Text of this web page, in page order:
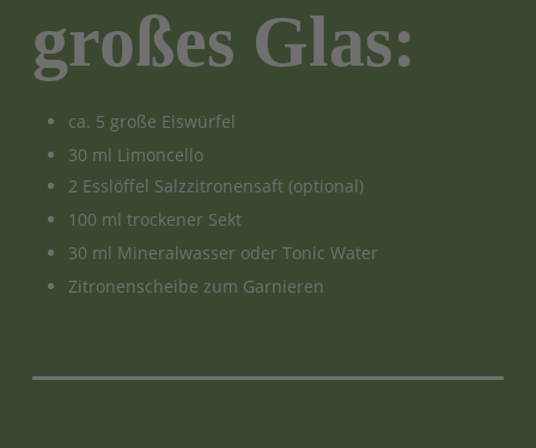
großes Glas:
ca. 5 große Eiswürfel
30 ml Limoncello
2 Esslöffel Salzzitronensaft (optional)
100 ml trockener Sekt
30 ml Mineralwasser oder Tonic Water
Zitronenscheibe zum Garnieren